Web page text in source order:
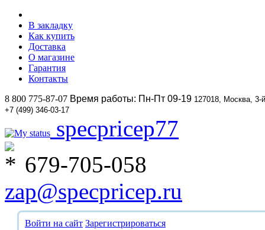
В закладку
Как купить
Доставка
О магазине
Гарантия
Контакты
8 800 775-87-07 Время работы: Пн-Пт 09-19 127018, Москва,
+7 (499) 346-03-17
specpricep77
679-705-058
zap@specpricep.ru
Войти на сайт Зарегистрироваться